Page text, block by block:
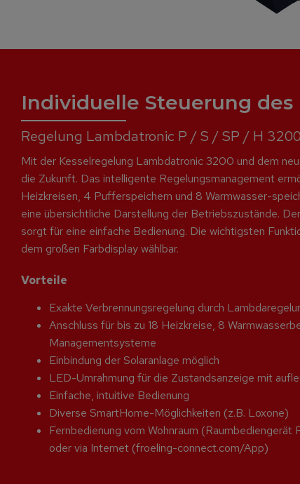
Individuelle Steuerung des
Regelung Lambdatronic P / S / SP / H 3200
Mit der Kesselregelung Lambdatronic 3200 und dem
die Zukunft. Das intelligente Regelungsmanagement
Heizkreisen, 4 Pufferspeichern und 8 Warmwasser-
eine übersichtliche Darstellung der Betriebszustände.
sorgt für eine einfache Bedienung. Die wichtigsten
dem großen Farbdisplay wählbar.
Vorteile
Exakte Verbrennungsregelung durch
Anschluss für bis zu 18 Heizkreise, 8
Managementsysteme
Einbindung der Solaranlage möglich
LED-Umrahmung für die Zustandsanzeige mit
Einfache, intuitive Bedienung
Diverse SmartHome-Möglichkeiten (z.B. Loxone)
Fernbedienung vom Wohnraum (Raumbediengerät
oder via Internet (froeling-connect.com/App)